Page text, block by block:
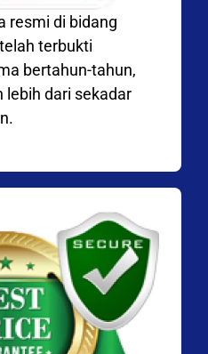
resmi di bidang
terbukti
bertahun-tahun,
lebih dari sekadar